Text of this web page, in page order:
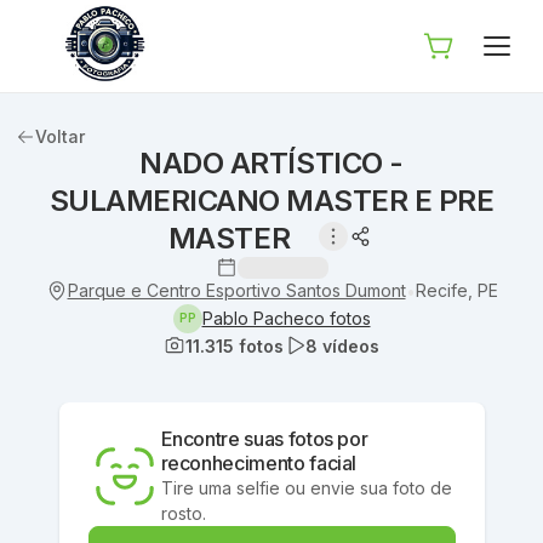
Voltar
NADO ARTÍSTICO -
SULAMERICANO MASTER E PRE
MASTER
Parque e Centro Esportivo Santos Dumont• Recife, PE
PP Pablo Pacheco fotos
11.315 fotos 8 vídeos
Encontre suas fotos por
reconhecimento facial
Tire uma selfie ou envie sua foto de
rosto.